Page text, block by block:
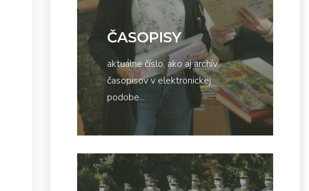
ČASOPISY
aktuálne číslo, ako aj archív
časopisov v elektronickej
podobe...